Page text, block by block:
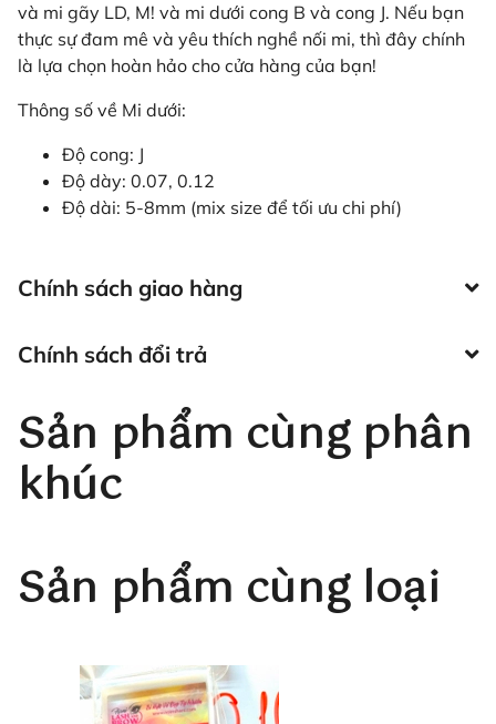
và mi gãy LD, M! và mi dưới cong B và cong J. Nếu bạn
thực sự đam mê và yêu thích nghề nối mi, thì đây chính
là lựa chọn hoàn hảo cho cửa hàng của bạn!
Thông số về Mi dưới:
Độ cong: J
Độ dày: 0.07, 0.12
Độ dài: 5-8mm (mix size để tối ưu chi phí)
Chính sách giao hàng
Chính sách đổi trả
Sản phẩm cùng phân
khúc
Sản phẩm cùng loại